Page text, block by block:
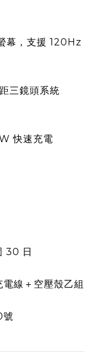
幕，支援 120Hz
三鏡頭系統
快速充電
30 日
線＋空壓殼乙組
號